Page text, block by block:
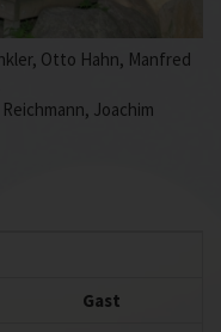
Otto Hahn, Manfred
Joachim
Gast